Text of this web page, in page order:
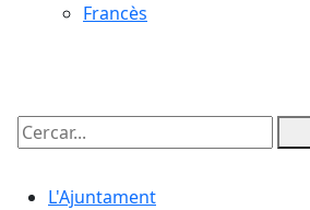
Francès
Cercar:
L'Ajuntament